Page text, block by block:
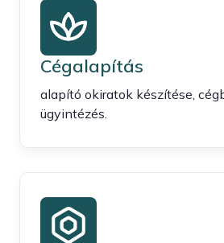
Cégalapítás
alapító okiratok készítése,
ügyintézés.